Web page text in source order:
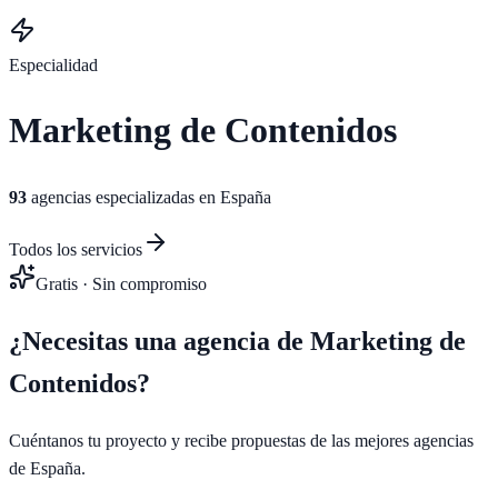
Especialidad
Marketing de Contenidos
93 agencias especializadas en España
Todos los servicios
Gratis · Sin compromiso
¿Necesitas una agencia de Marketing de
Contenidos?
Cuéntanos tu proyecto y recibe propuestas de las mejores agencias
de España.